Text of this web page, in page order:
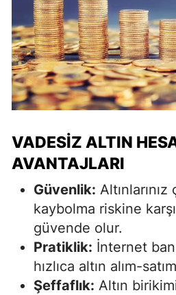
VADESIZ ALTIN
AVANTAJLARI
Güvenlik: Altınlarınız
kaybolma riskine
güvende olur.
Pratiklik: İnternet
hızlıca altın alım-
Şeffaflık: Altın